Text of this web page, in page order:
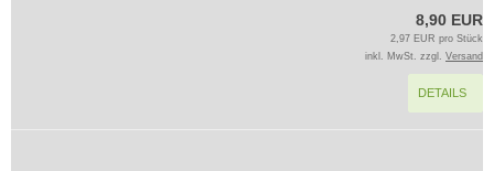
8,90 EUR
2,97 EUR pro Stück
inkl. MwSt. zzgl. Versand
DETAILS